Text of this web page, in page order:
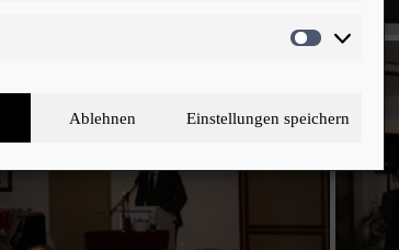
MARKETING
Ablehnen Einstellungen speichern